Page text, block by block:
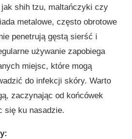
jak shih tzu, maltańczyki czy
metalowe, często obrotowe
penetrują gęstą sierść i
używanie zapobiega
miejsc, które mogą
do infekcji skóry. Warto
zaczynając od końcówek
się ku nasadzie.